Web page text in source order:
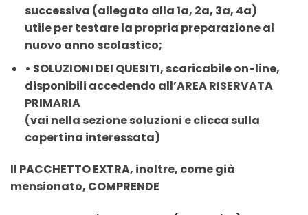
successiva (allegato alla 1a, 2a, 3a, 4a)
utile per testare la propria preparazione al
nuovo anno scolastico;
• SOLUZIONI DEI QUESITI, scaricabile on-line,
disponibili accedendo all’AREA RISERVATA
PRIMARIA
(vai nella sezione soluzioni e clicca sulla
copertina interessata)
Il PACCHETTO EXTRA, inoltre, come già
mensionato, COMPRENDE